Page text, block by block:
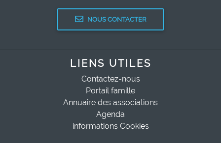
NOUS CONTACTER
LIENS UTILES
Contactez-nous
Portail famille
Annuaire des associations
Agenda
informations Cookies